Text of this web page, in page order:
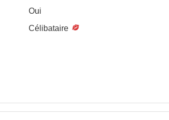
Oui
Célibataire